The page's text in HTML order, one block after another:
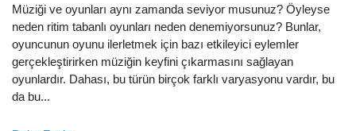
Müziği ve oyunları aynı zamanda seviyor musunuz? Öyleyse
neden ritim tabanlı oyunları neden denemiyorsunuz? Bunlar,
oyuncunun oyunu ilerletmek için bazı etkileyici eylemler
gerçekleştirirken müziğin keyfini çıkarmasını sağlayan
oyunlardır. Dahası, bu türün birçok farklı varyasyonu vardır, bu
da bu...